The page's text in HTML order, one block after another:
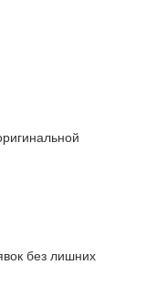
без лишних